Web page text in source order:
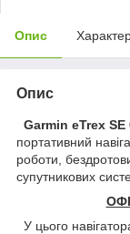
Опис
Опис
Garmin eTrex SE
портативний
роботи,
супутникових
У цього